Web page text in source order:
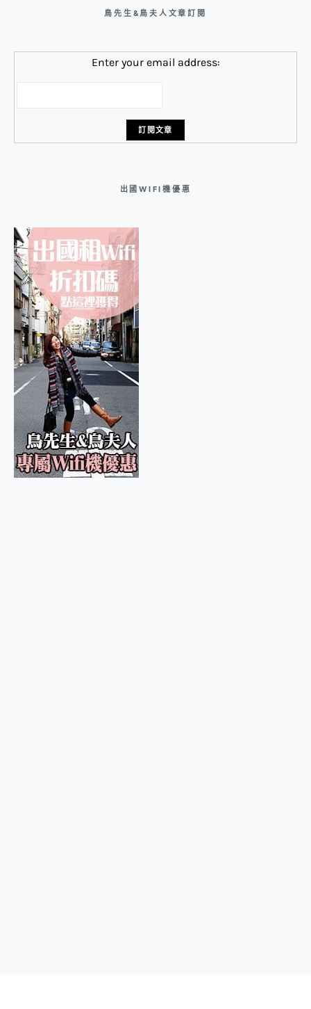
鳥先生&鳥夫人文章訂閱
Enter your email address:
出國WIFI機優惠